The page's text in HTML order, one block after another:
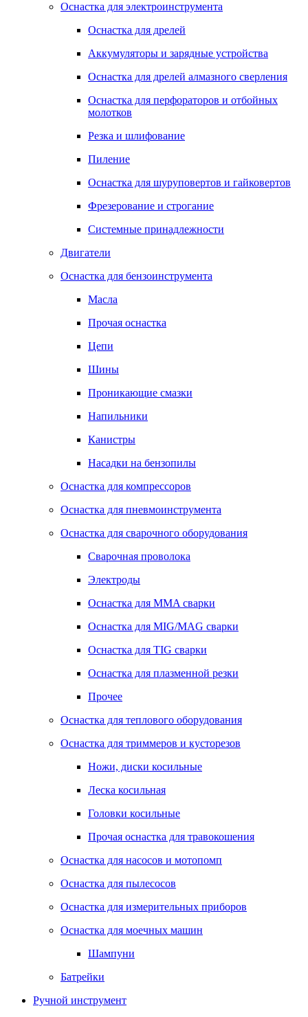
Оснастка для электроинструмента
Оснастка для дрелей
Аккумуляторы и зарядные устройства
Оснастка для дрелей алмазного сверления
Оснастка для перфораторов и отбойных
молотков
Резка и шлифование
Пиление
Оснастка для шуруповертов и гайковертов
Фрезерование и строгание
Системные принадлежности
Двигатели
Оснастка для бензоинструмента
Масла
Прочая оснастка
Цепи
Шины
Проникающие смазки
Напильники
Канистры
Насадки на бензопилы
Оснастка для компрессоров
Оснастка для пневмоинструмента
Оснастка для сварочного оборудования
Сварочная проволока
Электроды
Оснастка для MMA сварки
Оснастка для MIG/MAG сварки
Оснастка для TIG сварки
Оснастка для плазменной резки
Прочее
Оснастка для теплового оборудования
Оснастка для триммеров и кусторезов
Ножи, диски косильные
Леска косильная
Головки косильные
Прочая оснастка для травокошения
Оснастка для насосов и мотопомп
Оснастка для пылесосов
Оснастка для измерительных приборов
Оснастка для моечных машин
Шампуни
Батрейки
Ручной инструмент